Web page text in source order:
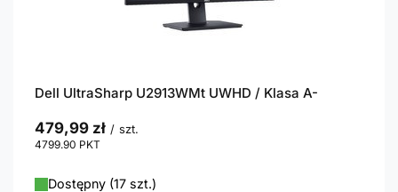
Dell UltraSharp U2913WMt UWHD / Klasa A-
479,99 zł / szt.
4799.90 PKT
Dostępny (17 szt.)